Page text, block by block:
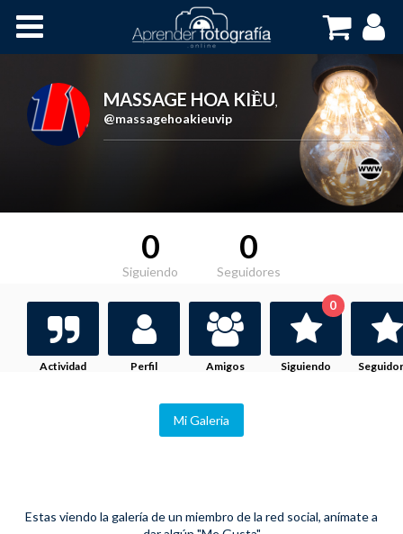
Cursos OnLine
MASSAGE HOA KIỀU,
@massagehoakieuvip
0
Siguiendo
0
Seguidores
Actividad Perfil Amigos Siguiendo
0
Mi Galeria
Estas viendo la galería de un miembro de la red social, anímate a